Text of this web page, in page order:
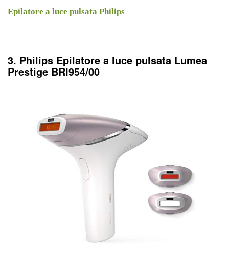
Epilatore a luce pulsata Philips
3. Philips Epilatore a luce pulsata Lumea
Prestige BRI954/00